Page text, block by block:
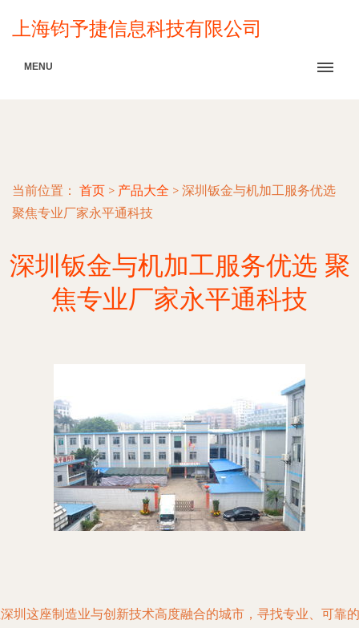
上海钧予捷信息科技有限公司
MENU
当前位置： 首页 > 产品大全 > 深圳钣金与机加工服务优选
聚焦专业厂家永平通科技
深圳钣金与机加工服务优选 聚
焦专业厂家永平通科技
圳这座制造业与创新技术高度融合的城市，寻找专业、可靠的